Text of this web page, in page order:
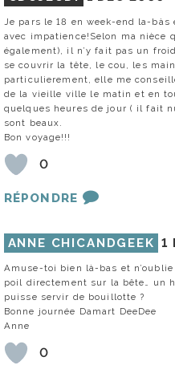
Je pars le 18 en week-end la-
avec impatience!Selon ma nièce
également), il n’y fait pas un
se couvrir la tête, le cou, les
particulierement, elle me
de la vieille ville le matin et en
quelques heures de jour ( il fait
sont beaux.
Bon voyage!!!
0
RÉPONDRE
ANNE CHICANDGEEK 1
Amuse-toi bien là-bas et
poil directement sur la bête… un
puisse servir de bouillotte ?
Bonne journée Damart DeeDee
Anne
0